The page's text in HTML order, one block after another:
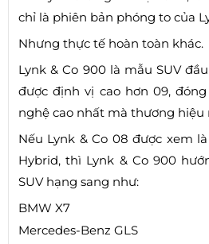
chỉ là phiên bản phóng to của
Nhưng thực tế hoàn toàn khác.
Lynk & Co 900 là mẫu SUV
được định vị cao hơn 09,
nghệ cao nhất mà thương hiệu
Nếu Lynk & Co 08 được xem
Hybrid, thì Lynk & Co 900
SUV hạng sang như:
BMW X7
Mercedes-Benz GLS